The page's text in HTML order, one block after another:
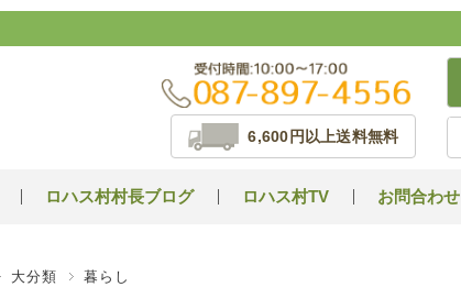
6,600円以上送料無料
ロハス村村長ブログ ロハス村TV お問合わせ
大分類 暮らし